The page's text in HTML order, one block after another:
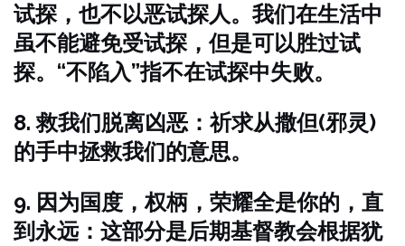
试探，也不以恶试探人。我们在生活中
虽不能避免受试探，但是可以胜过试
探。“不陷入”指不在试探中失败。
8. 救我们脱离凶恶：祈求从撒但(邪灵)
的手中拯救我们的意思。
9. 因为国度，权柄，荣耀全是你的，直
到永远：这部分是后期基督教会根据犹